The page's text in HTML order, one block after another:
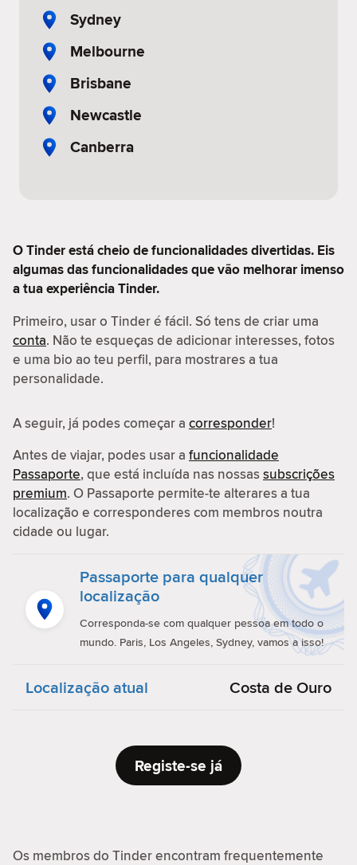
Sydney
Melbourne
Brisbane
Newcastle
Canberra
O Tinder está cheio de funcionalidades divertidas. Eis
algumas das funcionalidades que vão melhorar imenso
a tua experiência Tinder.
Primeiro, usar o Tinder é fácil. Só tens de criar uma
conta. Não te esqueças de adicionar interesses, fotos
e uma bio ao teu perfil, para mostrares a tua
personalidade.
A seguir, já podes começar a corresponder!
Antes de viajar, podes usar a funcionalidade
Passaporte, que está incluída nas nossassubscrições
premium. O Passaporte permite-te alterares a tua
localização e corresponderes com membros noutra
cidade ou lugar.
Passaporte para qualquer
localização
Corresponda-se com qualquer pessoa em todo o
mundo. Paris, Los Angeles, Sydney, vamos a isso!
Localização atual Costa de Ouro
Registe-se já
Os membros do Tinder encontram frequentemente